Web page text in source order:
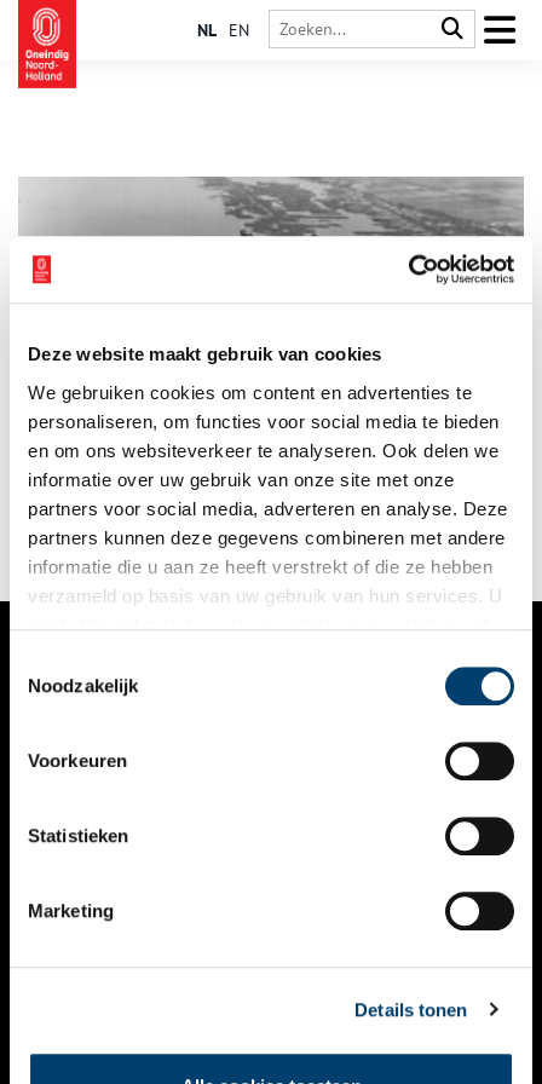
Deze website maakt gebruik van cookies
We gebruiken cookies om content en advertenties te
personaliseren, om functies voor social media te bieden
en om ons websiteverkeer te analyseren. Ook delen we
informatie over uw gebruik van onze site met onze
partners voor social media, adverteren en analyse. Deze
partners kunnen deze gegevens combineren met andere
informatie die u aan ze heeft verstrekt of die ze hebben
verzameld op basis van uw gebruik van hun services. U
Noodzakelijk
Voorkeuren
Statistieken
Marketing
Details tonen
NL EN
Gerrit van Schaik, een Amsterdamse ‘maandvlieger’, werd in de
meidagen van 1940 gemobiliseerd in de strijd tegen de
Duitsers. Vanuit vliegbasis Soesterberg vloog hij onder meer
naar de Grebbelinie, waar hij deelnam aan luchtgevechten.
VERHALEN
KALENDER
THEMA’S
VIDEO’S
CONTACT